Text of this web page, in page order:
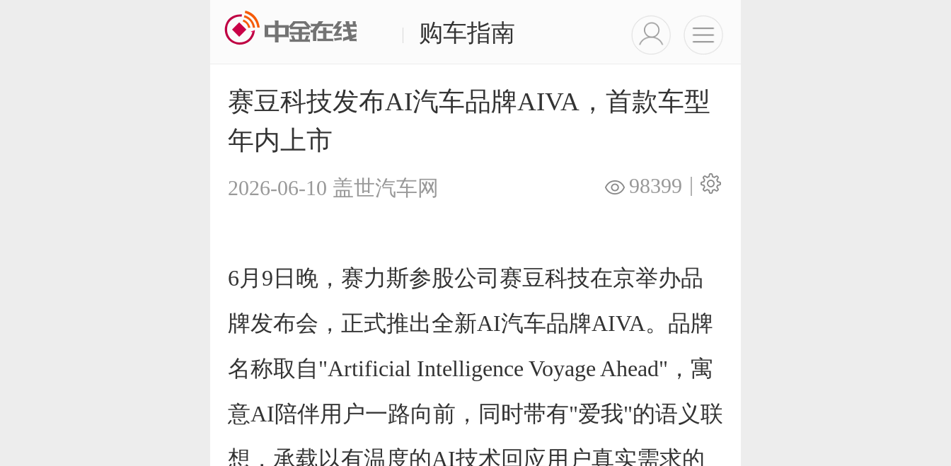
| 购车指南
赛豆科技发布AI汽车品牌AIVA，首款车型
年内上市
2026-06-10 盖世汽车网 |
98399
6月9日晚，赛力斯参股公司赛豆科技在京举办品
牌发布会，正式推出全新AI汽车品牌AIVA。品牌
名称取自"Artificial Intelligence Voyage Ahead"，寓
意AI陪伴用户一路向前，同时带有"爱我"的语义联
想，承载以有温度的AI技术回应用户真实需求的